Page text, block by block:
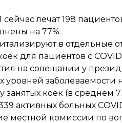
лечат 198
на 77%.
в отдельные
для пациентов с
на совещании у
заболеваемости
коек (в среднем
активных больных
местной комиссии по